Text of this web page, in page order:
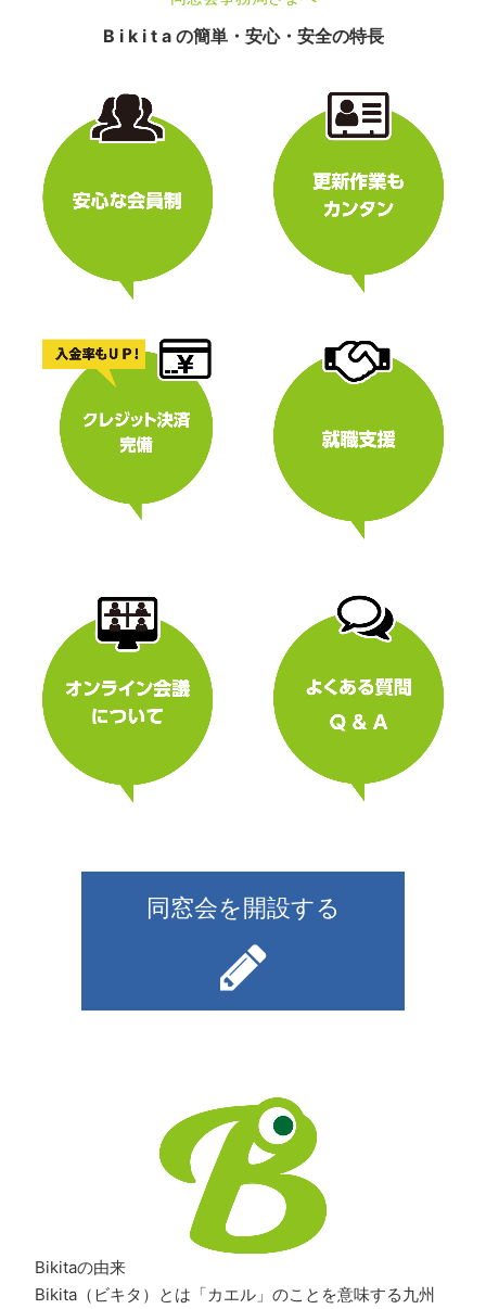
B i k i t a の簡単・安心・安全の特長
同窓会を開設する
Bikitaの由来
Bikita（ビキタ）とは「カエル」のことを意味する九州